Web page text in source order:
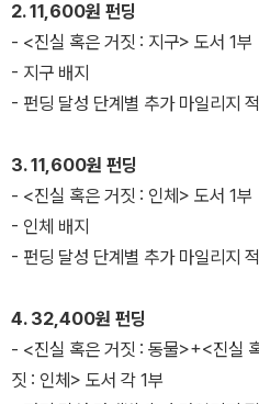
2. 11,600원 펀딩
- <진실 혹은 거짓 : 지구> 도서 1부
- 지구 배지
- 펀딩 달성 단계별 추가 마일리지
3. 11,600원 펀딩
- <진실 혹은 거짓 : 인체> 도서 1부
- 인체 배지
- 펀딩 달성 단계별 추가 마일리지
4. 32,400원 펀딩
- <진실 혹은 거짓 : 동물>+<진실
짓 : 인체> 도서 각 1부